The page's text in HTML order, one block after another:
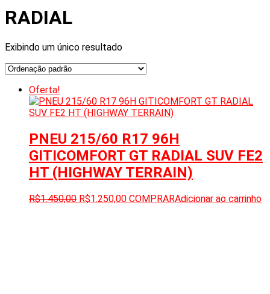
RADIAL
Exibindo um único resultado
Oferta!
PNEU 215/60 R17 96H
GITICOMFORT GT RADIAL SUV FE2
HT (HIGHWAY TERRAIN)
R$1.450,00 R$1.250,00 COMPRARAdicionar ao carrinho